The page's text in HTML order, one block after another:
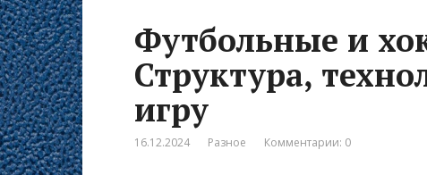
Футбольные и
Структура,
игру
16.12.2024 Разное Комментарии: 0